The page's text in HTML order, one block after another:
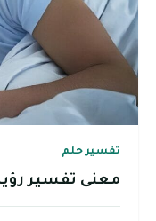
تفسير حلم
معنى تفسير